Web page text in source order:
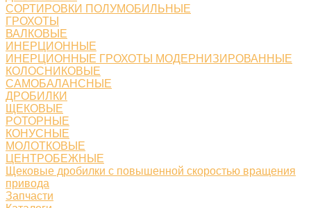
СОРТИРОВКИ ПОЛУМОБИЛЬНЫЕ
ГРОХОТЫ
ВАЛКОВЫЕ
ИНЕРЦИОННЫЕ
ИНЕРЦИОННЫЕ ГРОХОТЫ МОДЕРНИЗИРОВАННЫЕ
КОЛОСНИКОВЫЕ
САМОБАЛАНСНЫЕ
ДРОБИЛКИ
ЩЕКОВЫЕ
РОТОРНЫЕ
КОНУСНЫЕ
МОЛОТКОВЫЕ
ЦЕНТРОБЕЖНЫЕ
Щековые дробилки с повышенной скоростью вращения
привода
Запчасти